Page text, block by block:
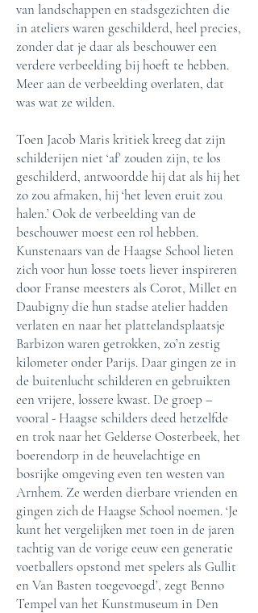
van landschappen en stadsgezichten die
in ateliers waren geschilderd, heel precies,
zonder dat je daar als beschouwer een
verdere verbeelding bij hoeft te hebben.
Meer aan de verbeelding overlaten, dat
was wat ze wilden.
Toen Jacob Maris kritiek kreeg dat zijn
schilderijen niet ‘af’ zouden zijn, te los
geschilderd, antwoordde hij dat als hij het
zo zou afmaken, hij ‘het leven eruit zou
halen.’ Ook de verbeelding van de
beschouwer moest een rol hebben.
Kunstenaars van de Haagse School lieten
zich voor hun losse toets liever inspireren
door Franse meesters als Corot, Millet en
Daubigny die hun stadse atelier hadden
verlaten en naar het plattelandsplaatsje
Barbizon waren getrokken, zo’n zestig
kilometer onder Parijs. Daar gingen ze in
de buitenlucht schilderen en gebruikten
een vrijere, lossere kwast. De groep –
vooral - Haagse schilders deed hetzelfde
en trok naar het Gelderse Oosterbeek, het
boerendorp in de heuvelachtige en
bosrijke omgeving even ten westen van
Arnhem. Ze werden dierbare vrienden en
gingen zich de Haagse School noemen. ‘Je
kunt het vergelijken met toen in de jaren
tachtig van de vorige eeuw een generatie
voetballers opstond met spelers als Gullit
en Van Basten toegevoegd’, zegt Benno
Tempel van het Kunstmuseum in Den